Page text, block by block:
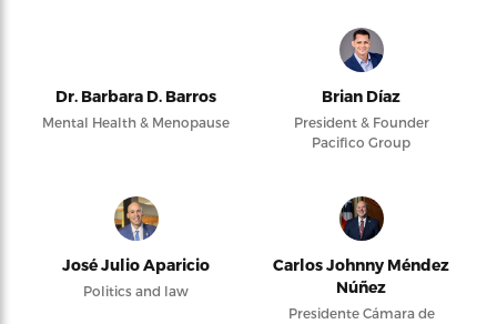
Dr. Barbara D. Barros
Mental Health & Menopause
Brian Díaz
President & Founder
Pacifico Group
José Julio Aparicio
Politics and law
Carlos Johnny Méndez
Núñez
Presidente Cámara de